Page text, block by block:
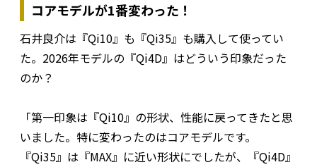
コアモデルが1番変わった！
石井良介は『Qi10』も『Qi35』も購入して使ってい
た。2026年モデルの『Qi4D』はどういう印象だった
のか？
「第一印象は『Qi10』の形状、性能に戻ってきたと思
いました。特に変わったのはコアモデルです。
『Qi35』は『MAX』に近い形状にでしたが、『Qi4D』